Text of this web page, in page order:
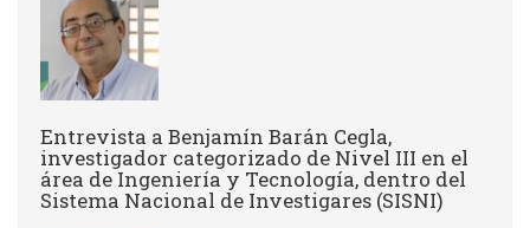
Entrevista a Benjamín Barán Cegla,
investigador categorizado de Nivel III en el
área de Ingeniería y Tecnología, dentro del
Sistema Nacional de Investigares (SISNI)